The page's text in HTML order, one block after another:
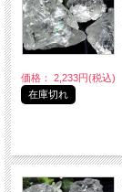
価格： 2,233円(税込)
在庫切れ